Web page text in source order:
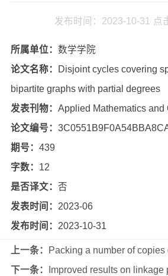
发布时间：2023-10-31 点
所属单位： 数学学院
论文名称：
Disjoint cycles covering
bipartite graphs with partial degrees
发表刊物： Applied Mathematics and
论文编号：
期号： 439
字数： 12
是否译文： 否
发表时间： 2023-06
发布时间： 2023-10-31
上一条：
Packing a number of copies
下一条：
Improved results on linkage